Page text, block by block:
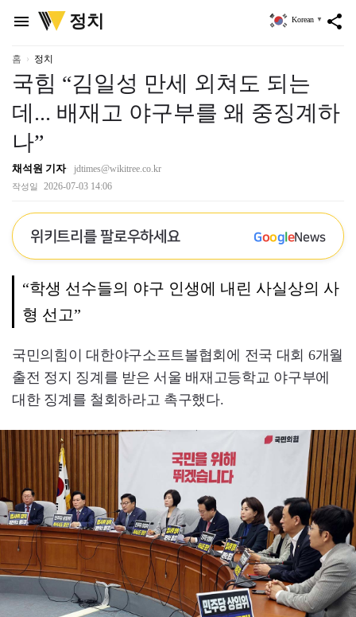
menu
위
키
정치 share
Korean ▼
홈 정치
국힘 “김일성 만세 외쳐도 되는
데... 배재고 야구부를 왜 중징계하
나”
채석원 기자 jdtimes@wikitree.co.kr
작성일 2026-07-03 14:06
위키트리를 팔로우하세요 GoogleNews
“학생 선수들의 야구 인생에 내린 사실상의 사
형 선고”
국민의힘이 대한야구소프트볼협회에 전국 대회 6개월
출전 정지 징계를 받은 서울 배재고등학교 야구부에
대한 징계를 철회하라고 촉구했다.